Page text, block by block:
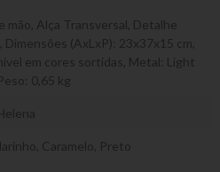
mão Alça Transversal Detalhe
Dimensões (AxLxP): 23x37x15 cm
em cores sortidas Metal: Light
0,65 kg
Caramelo Preto